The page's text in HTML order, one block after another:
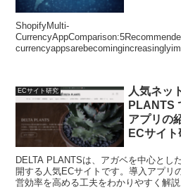
ShopifyMulti-
ECサイト研究
人気ネッ
PLANTS
アプリの
ECサイト
DELTA PLANTSは、アガベを中心とし
開する人気ECサイトです。導入アプリ
営効率を高める工夫をわかりやすく解説